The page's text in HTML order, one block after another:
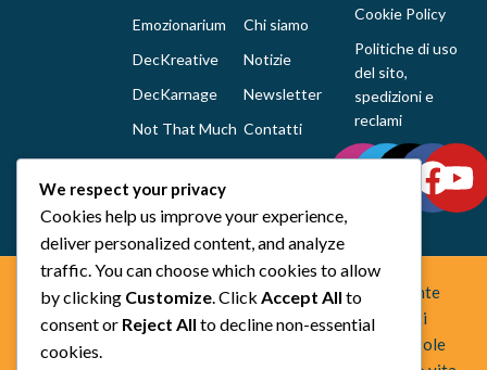
Emozionarium
DecKreative
DecKarnage
Not That Much
Out of the box
comics
Tutti i prodotti
Chi siamo
Notizie
Newsletter
Contatti
Cookie Policy
Politiche di uso
del sito,
spedizioni e
reclami
Space Otter Publishing è uno studio creativo indipendente
fondato nel 2022 che realizza giochi da tavolo e fumetti
fuori dagli schemi. Creiamo esperienze che uniscono regole
We respect your privacy
Cookies help us improve your experience,
deliver personalized content, and analyze
traffic. You can choose which cookies to allow
by clicking Customize. Click Accept All to
consent or Reject All to decline non-essential
cookies.